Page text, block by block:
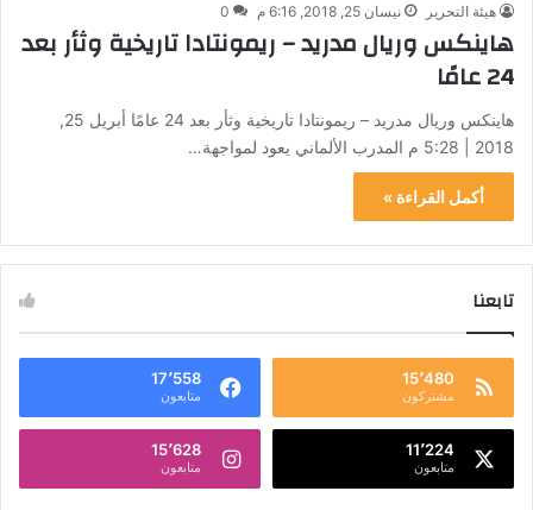
هيئة التحرير نيسان 25, 2018, 6:16 م 0
هاينكس وريال مدريد – ريمونتادا تاريخية وثأر بعد
24 عامًا
هاينكس وريال مدريد – ريمونتادا تاريخية وثأر بعد 24 عامًا أبريل 25,
2018 | 5:28 م المدرب الألماني يعود لمواجهة…
أكمل القراءة »
تابعنا
15٬480
مشتركون
17٬558
متابعون
11٬224
متابعون
15٬628
متابعون